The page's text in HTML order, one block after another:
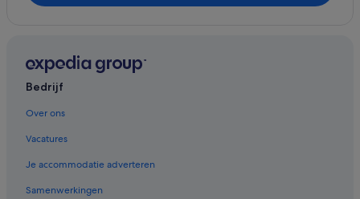
Hotels in Binnenstad van Vancouver
Hotels in Granville Island
Hotels in Kitsilano
Delta Hotels in Vancouver
Coast Hotels in Vancouver
Executive Hotels & Resorts in Vancouver
Bedrijf
Over ons
Vacatures
Je accommodatie adverteren
Samenwerkingen